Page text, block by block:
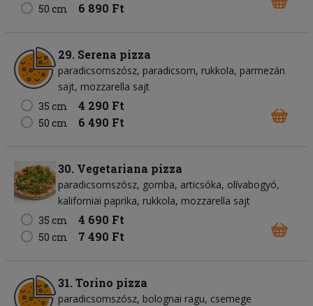
50 cm 6 890 Ft
29. Serena pizza
paradicsomszósz paradicsom rukkola parmezán
sajt mozzarella sajt
35 cm
4 290 Ft
50 cm 6 490 Ft
30. Vegetariana pizza
paradicsomszósz gomba articsóka olívabogyó
kaliforniai paprika rukkola mozzarella sajt
35 cm
4 690 Ft
50 cm 7 490 Ft
31. Torino pizza
paradicsomszósz bolognai ragu csemege